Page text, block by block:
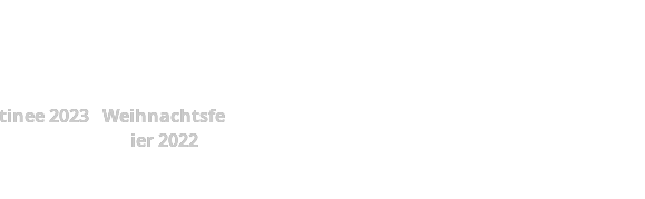
2023 Weihnachtsfe
ier 2022